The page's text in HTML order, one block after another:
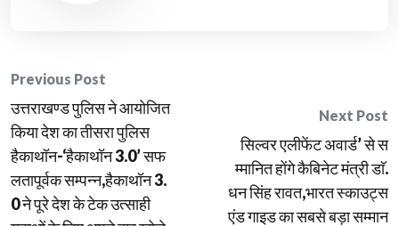
Post
navigation
Previous Post
उत्तराखण्ड पुलिस ने आयोजित
किया देश का तीसरा पुलिस
हैकाथॉन-‘हैकाथॉन 3.0’ सफ
लतापूर्वक सम्पन्न,हैकाथॉन 3.
0 ने पूरे देश के टेक उत्साही
Next Post
सिल्वर एलीफेंट अवार्ड’ से स
म्मानित होंगे कैबिनेट मंत्री डाॅ.
धन सिंह रावत,भारत स्काउट्स
एंड गाइड का सबसे बड़ा सम्मान